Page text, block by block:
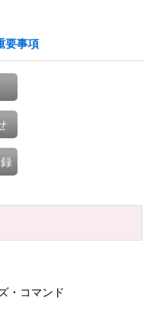
要事項
・コマンド